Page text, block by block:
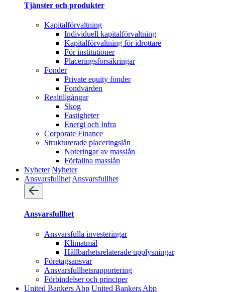
Tjänster och produkter
Kapitalförvaltning
Individuell kapitalförvaltning
Kapitalförvaltning för idrottare
För institutioner
Placeringsförsäkringar
Fonder
Private equity fonder
Fondvärden
Realtillgångar
Skog
Fastigheter
Energi och Infra
Corporate Finance
Strukturerade placeringslån
Noteringar av masslån
Förfallna masslån
Nyheter Nyheter
Ansvarsfullhet Ansvarsfullhet
Ansvarsfullhet
Ansvarsfulla investeringar
Klimatmål
Hållbarhetsrelaterade upplysningar
Företagsansvar
Ansvarsfullhets­rapportering
Förbindelser och principer
United Bankers Abp United Bankers Abp